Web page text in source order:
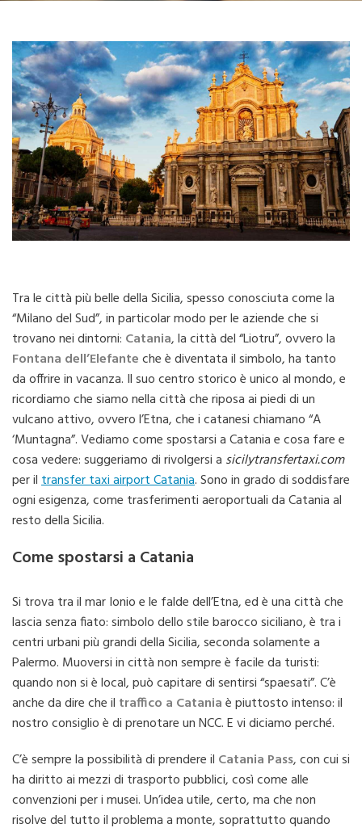
Tra le città più belle della Sicilia, spesso conosciuta come la
“Milano del Sud”, in particolar modo per le aziende che si
trovano nei dintorni: Catania, la città del “Liotru”, ovvero la
Fontana dell’Elefanteche è diventata il simbolo, ha tanto
da offrire in vacanza. Il suo centro storico è unico al mondo, e
ricordiamo che siamo nella città che riposa ai piedi di un
vulcano attivo, ovvero l’Etna, che i catanesi chiamano “A
‘Muntagna”. Vediamo come spostarsi a Catania e cosa fare e
cosa vedere: suggeriamo di rivolgersi a sicilytransfertaxi.com
per iltransfer taxi airport Catania. Sono in grado di soddisfare
ogni esigenza, come trasferimenti aeroportuali da Catania al
resto della Sicilia.
Come spostarsi a Catania
Si trova tra il mar Ionio e le falde dell’Etna, ed è una città che
lascia senza fiato: simbolo dello stile barocco siciliano, è tra i
centri urbani più grandi della Sicilia, seconda solamente a
Palermo. Muoversi in città non sempre è facile da turisti:
quando non si è local, può capitare di sentirsi “spaesati”. C’è
anche da dire che il traffico a Cataniaè piuttosto intenso: il
nostro consiglio è di prenotare un NCC. E vi diciamo perché.
C’è sempre la possibilità di prendere il Catania Pass, con cui si
ha diritto ai mezzi di trasporto pubblici, così come alle
convenzioni per i musei. Un’idea utile, certo, ma che non
risolve del tutto il problema a monte, soprattutto quando